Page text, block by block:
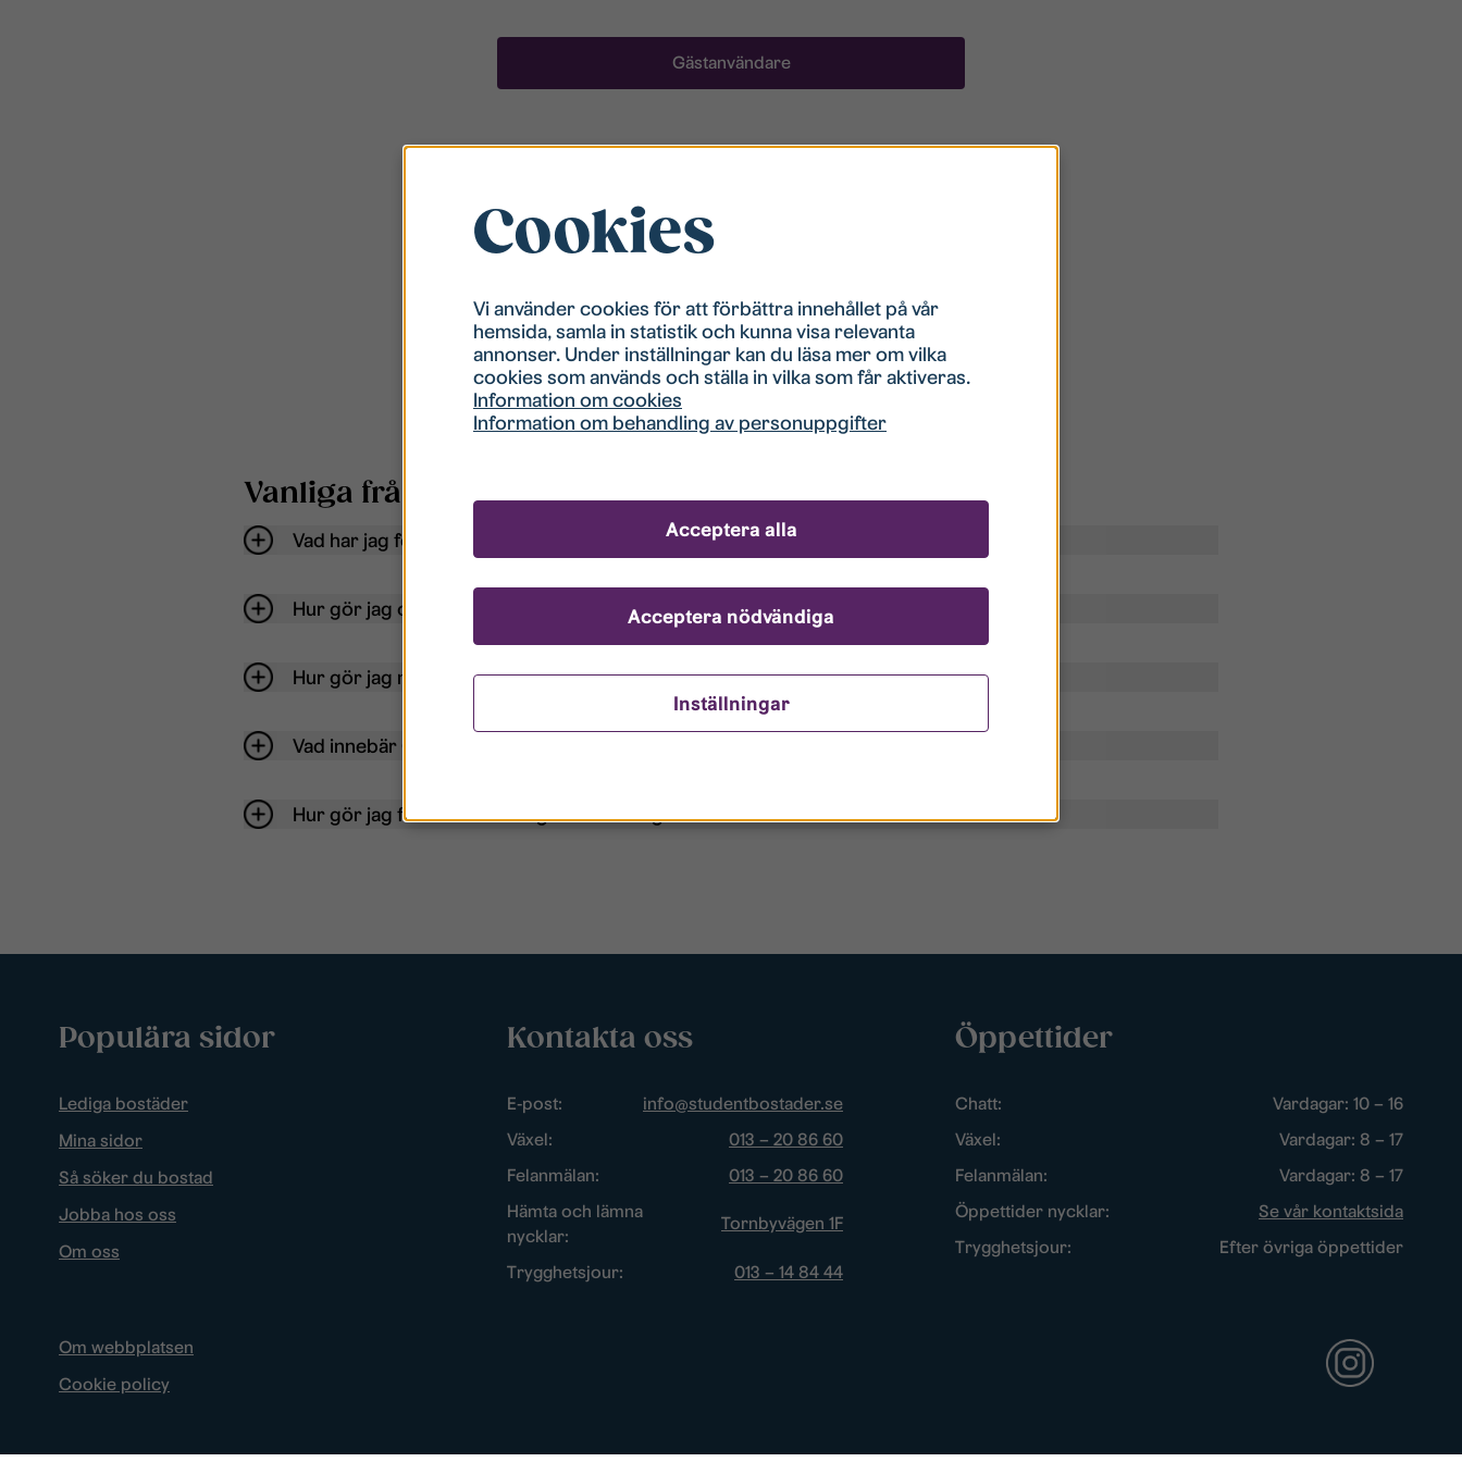
Gästanvändare
För att ha möjlighet att söka boende måste du vara
snabbt!
Registrera ett konto
Vanliga frågor och svar
Vad har jag för användarnamn?
Hur gör jag om mitt konto är låst?
Hur gör jag när jag glömt mitt lösenord?
Vad innebär Gästkonto/Gästanvändare?
Hur gör jag för att bli borttagen ur era register?
Populära sidor
Lediga bostäder
Mina sidor
Så söker du bostad
Jobba hos oss
Om oss
Kontakta oss
E-post:
info@studentbostader.se
Växel:
013 – 20 86 60
Felanmälan:
013 – 20 86 60
Hämta och lämna
nycklar:
Tornbyvägen 1F
Trygghetsjour: 013 – 14 84 44
Öppettider
Chatt:
Vardagar: 10 – 16
Växel:
Vardagar: 8 – 17
Felanmälan:
Vardagar: 8 – 17
Öppettider nycklar:
Se vår kontaktsida
Trygghetsjour:
Efter övriga öppettider
Om webbplatsen
Cookie policy
Cookies
Vi använder cookies för att förbättra innehållet på vår
hemsida, samla in statistik och kunna visa relevanta
annonser. Under inställningar kan du läsa mer om vilka
cookies som används och ställa in vilka som får aktiveras.
Information om cookies
Information om behandling av personuppgifter
Inställningar
Acceptera nödvändiga
Acceptera alla